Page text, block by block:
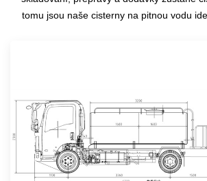
tomu jsou naše cisterny na pitnou vodu